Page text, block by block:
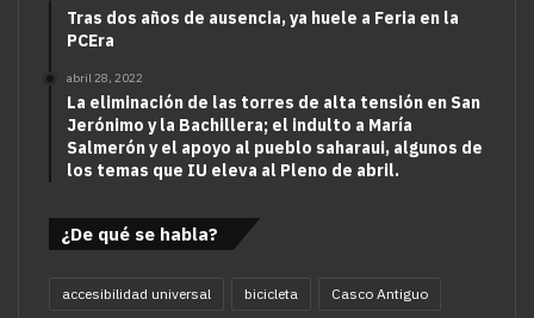
Tras dos años de ausencia, ya huele a Feria en la
PCEra
abril 28, 2022
La eliminación de las torres de alta tensión en San
Jerónimo y la Bachillera; el indulto a María
Salmerón y el apoyo al pueblo saharaui, algunos de
los temas que IU eleva al Pleno de abril.
¿De qué se habla?
accesibilidad universal bicicleta Casco Antiguo